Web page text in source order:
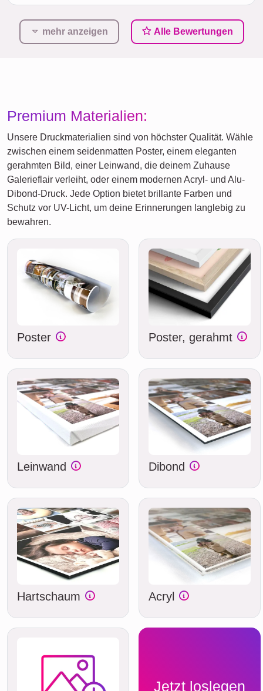
mehr anzeigen Alle Bewertungen
Premium Materialien:
Unsere Druckmaterialien sind von höchster Qualität. Wähle
zwischen einem seidenmatten Poster, einem eleganten
gerahmten Bild, einer Leinwand, die deinem Zuhause
Galerieflair verleiht, oder einem modernen Acryl- und Alu-
Dibond-Druck. Jede Option bietet brillante Farben und
Schutz vor UV-Licht, um deine Erinnerungen langlebig zu
bewahren.
Poster Poster, gerahmt
Leinwand Dibond
Hartschaum Acryl
Jetzt loslegen